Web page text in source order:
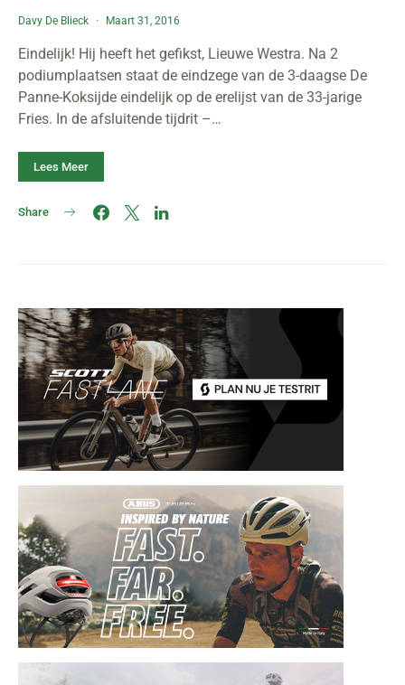
Davy De Blieck Maart 31, 2016
Eindelijk! Hij heeft het gefikst, Lieuwe Westra. Na 2
podiumplaatsen staat de eindzege van de 3-daagse De
Panne-Koksijde eindelijk op de erelijst van de 33-jarige
Fries. In de afsluitende tijdrit –…
Lees Meer
Share